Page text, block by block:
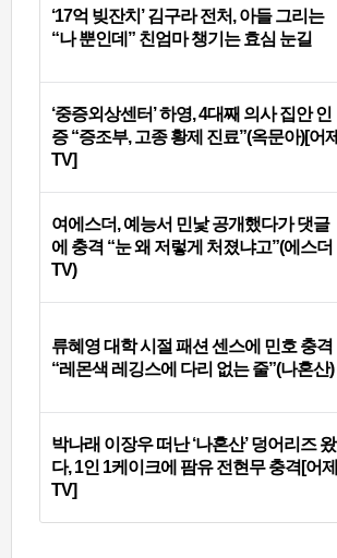
‘17억 빚잔치’ 김구라 전처, 아들 그리는
“나 뿐인데” 친엄마 챙기는 효심 눈길
‘중증외상센터’ 하영, 4대째 의사 집안 인
증 “증조부, 고종 황제 진료”(옥문아)[어제
TV]
여에스더, 예능서 민낯 공개했다가 댓글
에 충격 “눈 왜 저렇게 처졌냐고”(에스더
TV)
류혜영 대학 시절 패션 센스에 민호 충격
“레몬색 레깅스에 다리 없는 줄”(나혼산)
박나래 이장우 떠난 ‘나혼산’ 덩어리즈 왔
다, 1인 1케이크에 팜유 전현무 충격[어제
TV]